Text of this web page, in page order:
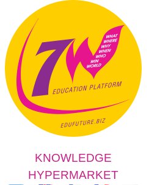
KNOWLEDGE
HYPERMARKET